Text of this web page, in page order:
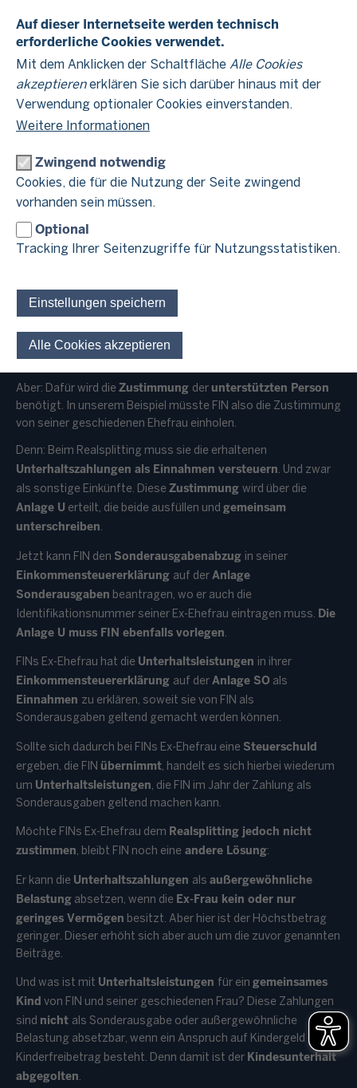
Auf dieser Internetseite werden technisch
erforderliche Cookies verwendet.
Mit dem Anklicken der Schaltfläche Alle Cookies
akzeptierenerklären Sie sich darüber hinaus mit der
Verwendung optionaler Cookies einverstanden.
Weitere Informationen
Zwingend notwendig
Cookies, die für die Nutzung der Seite zwingend
vorhanden sein müssen.
Optional
Tracking Ihrer Seitenzugriffe für Nutzungsstatistiken.
Einstellungen speichern
Alle Cookies akzeptieren
sogenannten Realsplitting einzuholen.
Zahlungen , die dem Unterhalt
des anderen dienen, sind für
den Leistenden
steuerlich abzugsfähig
Dabei gibt eszwei Möglichkeiten: Entweder als
Sonderausgaben. Oder als
Aufwendungen auf Sonderausgaben und außergewöhnliche
Belastungen ist nicht möglich.
Für den Unterhaltsleistenden ist der
Sonderausgaben
geltendeHöchstbetrag im Kalenderjahrhöherist als der
geleisteten Beiträge für dieBasis-Krankenversicherung
Pflegeversicherung
Diese Möglichkeit des Sonderausgabenabzugs nennt man
auchRealsplitting.
Aber: Dafür wird die Zustimmung der unterstützten Person
benötigt. In unserem Beispiel müsste FIN also die Zustimmung
von seiner geschiedenen Ehefrau einholen.
Denn: Beim Realsplitting muss sie die erhaltenen
Unterhaltszahlungen als Einnahmen versteuern. Und zwar
als sonstige Einkünfte. Diese Zustimmung wird über die
Anlage U erteilt, die beide ausfüllen und gemeinsam
unterschreiben.
Jetzt kann FIN den Sonderausgabenabzug in seiner
Einkommensteuererklärung auf der Anlage
Sonderausgaben beantragen, wo er auch die
Identifikationsnummer seiner Ex-Ehefrau eintragen muss. Die
Anlage U muss FIN ebenfalls vorlegen
FINs Ex-Ehefrau hat die Unterhaltsleistungen in ihrer
Einkommensteuererklärung auf der Anlage SO als
Einnahmen zu erklären, soweit sie von FIN als
Sonderausgaben geltend gemacht werden können.
Sollte sich dadurch bei FINs Ex-Ehefrau eine Steuerschuld
ergeben, die FIN übernimmt , handelt es sich hierbei wiederum
um Unterhaltsleistungen , die FIN im Jahr der Zahlung als
Sonderausgaben geltend machen kann.
Möchte FINs Ex-Ehefrau dem Realsplitting jedoch nicht
zustimmen, bleibt FIN noch eine andere Lösung:
Er kann die Unterhaltszahlungen als außergewöhnliche
Belastung absetzen, wenn die Ex-Frau kein oder nur
geringes Vermögen besitzt. Aber hier ist der Höchstbetrag
geringer. Dieser erhöht sich aber auch um die zuvor genannten
Beiträge.
Und was ist mit Unterhaltsleistungen für ein gemeinsames
Kind von FIN und seiner geschiedenen Frau? Diese Zahlungen
sind nicht als Sonderausgabe oder außergewöhnliche
Belastung absetzbar, wenn ein Anspruch auf Kindergeld oder
Kinderfreibetrag besteht. Denn damit ist der Kindesunterhalt
abgegolten.